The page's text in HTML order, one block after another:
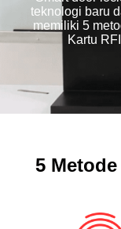
teknologi baru
memiliki 5
Kartu
5